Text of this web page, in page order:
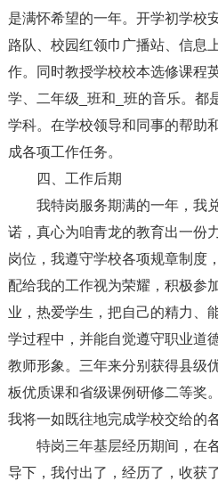
是满怀希望的一年。开学初学校
路队、校园红领巾广播站、信息
作。同时教授学校校本选修课程
学、二年级_班和_班的音乐。都
学科。在学校领导和同事的帮助
成各项工作任务。
四、工作后期
我特岗服务期满的一年，我
诺，真心为咱青龙的教育出一份
岗位，我遵守学校各项规章制度
配给我的工作视为荣耀，积极参
业，热爱学生，把自己的精力、
学过程中，并能自觉遵守职业道
教师形象。三年来分别获得县级
板优质课和省级课例研修二等奖
我将一如既往地完成学校交给的
特岗三年基层经历期间，在
导下，我付出了，经历了，收获